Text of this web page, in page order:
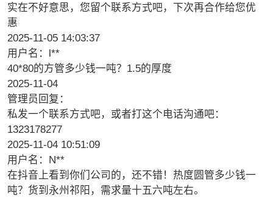
实在不好意思，您留个联系方式吧，下次再合作给您优
惠
2025-11-05 14:03:37
用户名：l**
40*80的方管多少钱一吨？1.5的厚度
2025-11-04
管理员回复：
私发一个联系方式吧，或者打这个电话沟通吧：
1323178277
2025-11-04 10:51:09
用户名：N**
在抖音上看到你们公司的，还不错！热度圆管多少钱一
吨？货到永州祁阳，需求量十五六吨左右。